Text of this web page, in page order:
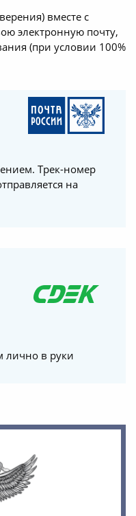
вместе с
электронную почту,
(при условии 100%
Трек-номер
на
лично в руки